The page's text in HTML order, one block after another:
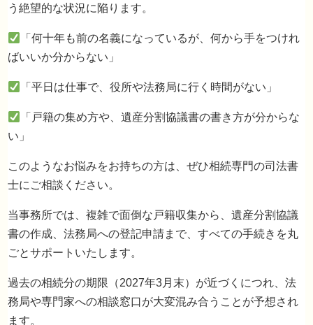
遺産分割協議を行った場合の必要書類
う絶望的な状況に陥ります。
「何十年も前の名義になっているが、何から手をつけれ
ばいいか分からない」
「平日は仕事で、役所や法務局に行く時間がない」
「戸籍の集め方や、遺産分割協議書の書き方が分からな
い」
このようなお悩みをお持ちの方は、ぜひ相続専門の司法書
士にご相談ください。
当事務所では、複雑で面倒な戸籍収集から、遺産分割協議
書の作成、法務局への登記申請まで、すべての手続きを丸
ごとサポートいたします。
過去の相続分の期限（2027年3月末）が近づくにつれ、法
務局や専門家への相談窓口が大変混み合うことが予想され
ます。